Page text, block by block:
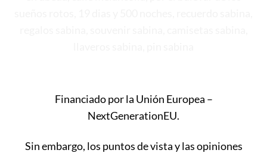
Financiado por la Unión Europea –
NextGenerationEU.
Sin embargo, los puntos de vista y las opiniones